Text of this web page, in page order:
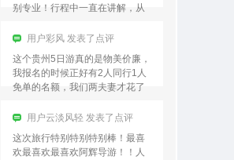
别专业！行程中一直在讲解，从
贵州的景点再到贵州的小吃，
用户彩风 发表了点评
这个贵州5日游真的是物美价廉，
我报名的时候正好有2人同行1人
免单的名额，我们两夫妻才花了
晚，真的太划算了！！…
用户云淡风轻 发表了点评
这次旅行特别特别特别棒！最喜
欢最喜欢最喜欢阿辉导游！！人